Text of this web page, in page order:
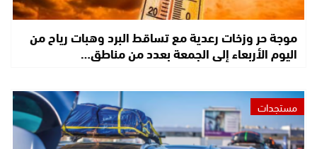
موجة حر وزخات رعدية مع تساقط البرد وهبات رياح من
اليوم الأربعاء إلى الجمعة بعدد من مناطق…
مستجدات